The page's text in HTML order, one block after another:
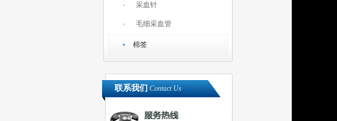
· 采血针
· 毛细采血管
棉签
联系我们 Contact Us